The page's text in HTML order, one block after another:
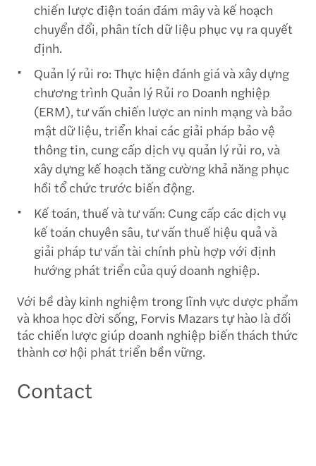
chiến lược điện toán đám mây và kế hoạch
chuyển đổi, phân tích dữ liệu phục vụ ra quyết
định.
Quản lý rủi ro: Thực hiện đánh giá và xây dựng
chương trình Quản lý Rủi ro Doanh nghiệp
(ERM), tư vấn chiến lược an ninh mạng và bảo
mật dữ liệu, triển khai các giải pháp bảo vệ
thông tin, cung cấp dịch vụ quản lý rủi ro, và
xây dựng kế hoạch tăng cường khả năng phục
hồi tổ chức trước biến động.
Kế toán, thuế và tư vấn: Cung cấp các dịch vụ
kế toán chuyên sâu, tư vấn thuế hiệu quả và
giải pháp tư vấn tài chính phù hợp với định
hướng phát triển của quý doanh nghiệp.
Với bề dày kinh nghiệm trong lĩnh vực dược phẩm
và khoa học đời sống, Forvis Mazars tự hào là đối
tác chiến lược giúp doanh nghiệp biến thách thức
thành cơ hội phát triển bền vững.
Contact